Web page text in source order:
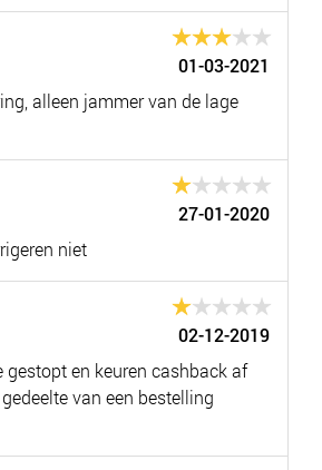
01-03-2021
alleen jammer van de lage
27-01-2020
niet
02-12-2019
gestopt en keuren cashback af
van een bestelling